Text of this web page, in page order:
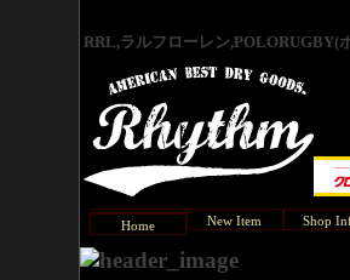
RRL,ラルフローレン,POLORUGBY(
Home New Item Shop